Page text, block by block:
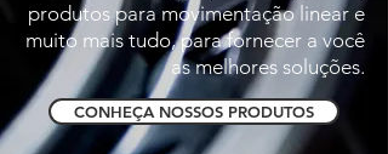
produtos para movimentação linear e
muito mais tudo, para fornecer a você
as melhores soluções.
CONHEÇA NOSSOS PRODUTOS